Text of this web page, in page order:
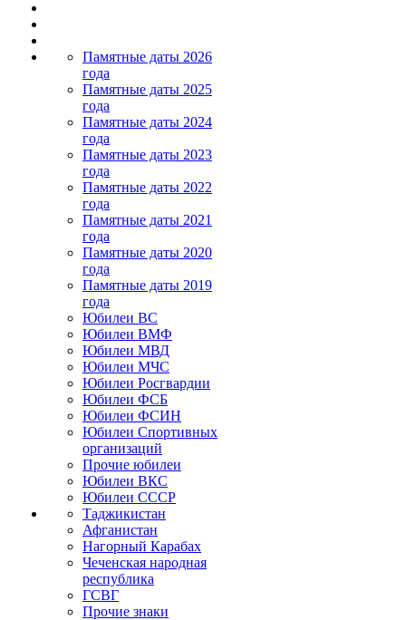
Памятные даты 2026
года
Памятные даты 2025
года
Памятные даты 2024
года
Памятные даты 2023
года
Памятные даты 2022
года
Памятные даты 2021
года
Памятные даты 2020
года
Памятные даты 2019
года
Юбилеи ВС
Юбилеи ВМФ
Юбилеи МВД
Юбилеи МЧС
Юбилеи Росгвардии
Юбилеи ФСБ
Юбилеи ФСИН
Юбилеи Спортивных
организаций
Прочие юбилеи
Юбилеи ВКС
Юбилеи СССР
Таджикистан
Афганистан
Нагорный Карабах
Чеченская народная
республика
ГСВГ
Прочие знаки